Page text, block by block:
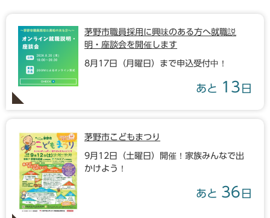
茅野市職員採用に興味のある方へ就職説
明・座談会を開催します
8月17日（月曜日）まで申込受付中！
あと 13 日
茅野市こどもまつり
9月12日（土曜日）開催！家族みんなで出
かけよう！
あと 36 日